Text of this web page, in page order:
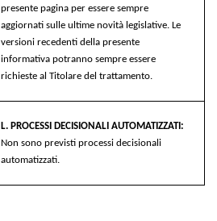
presente pagina per essere sempre
aggiornati sulle ultime novità legislative. Le
versioni recedenti della presente
informativa potranno sempre essere
richieste al Titolare del trattamento.
L. PROCESSI DECISIONALI AUTOMATIZZATI:
Non sono previsti processi decisionali
automatizzati.